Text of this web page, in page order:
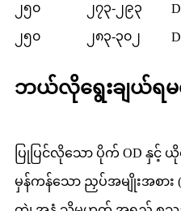
၂၅၀
၂၇၃-၂၉၃
၂၅၀
၂၈၃-၃၀၂
ဘယ်လိုရွေးချယ်ရ
ပြုပြင်လိုသော ပိုက် OD နှ
မှန်ကန်သော ညှပ်အမျိုးအစ